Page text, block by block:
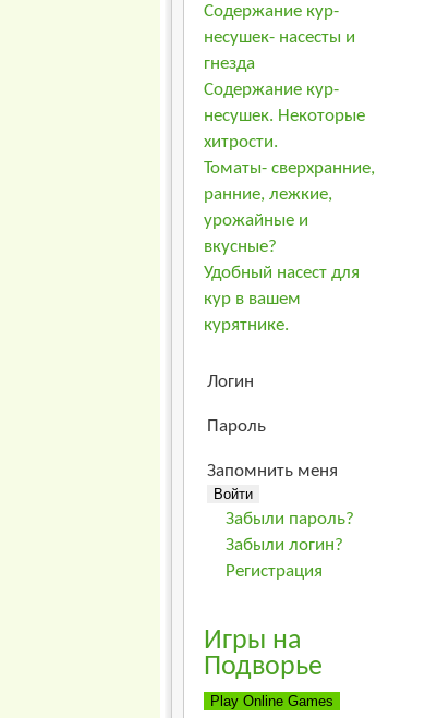
Содержание кур-
несушек- насесты и
гнезда
Содержание кур-
несушек. Некоторые
хитрости.
Томаты- сверхранние,
ранние, лежкие,
урожайные и
вкусные?
Удобный насест для
кур в вашем
курятнике.
Логин
Пароль
Запомнить меня
Забыли пароль?
Забыли логин?
Регистрация
Игры на
Подворье